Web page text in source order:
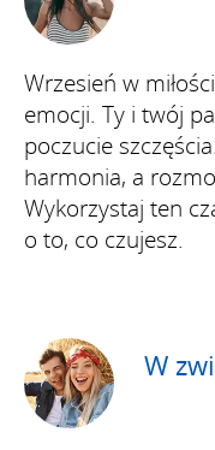
Wrzesień w
emocji. Ty i twój
poczucie
harmonia, a
Wykorzystaj ten
o to, co czujesz.
W